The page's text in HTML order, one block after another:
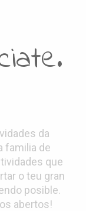
da
familia de
que
o teu gran
posible.
abertos!